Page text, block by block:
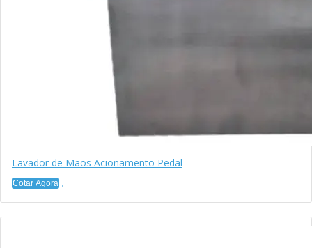
Lavador de Mãos Acionamento Pedal
Cotar Agora